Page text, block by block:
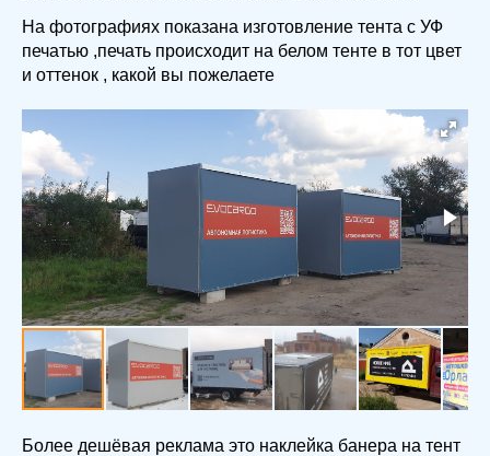
На фотографиях показана изготовление тента с УФ
печатью ,печать происходит на белом тенте в тот цвет
и оттенок , какой вы пожелаете
Более дешёвая реклама это наклейка банера на тент